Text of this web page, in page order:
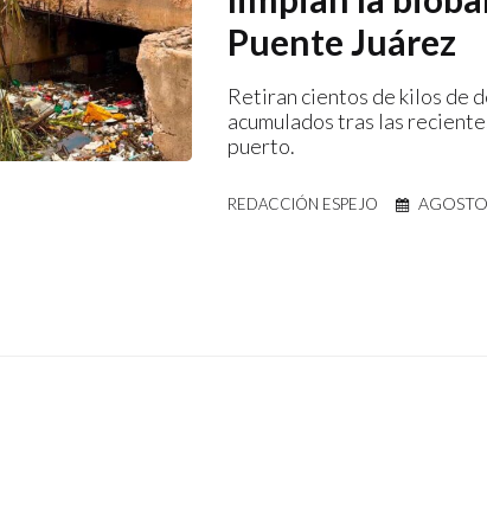
Puente Juárez
Retiran cientos de kilos de
acumulados tras las
puerto.
REDACCIÓN ESPEJO